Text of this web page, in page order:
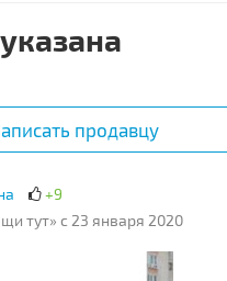
продавцу
+9
тут» с 23 января 2020